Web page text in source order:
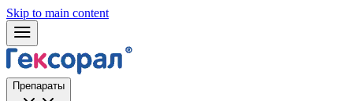
Skip to main content
Препараты